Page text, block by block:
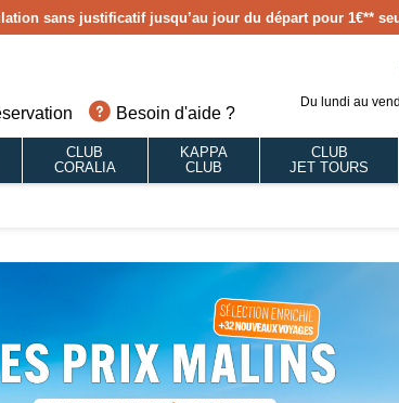
sans justificatif jusqu’au jour du départ pour 1€**
Besoin d'aide ?
Du lundi au
CLUB
CORALIA
KAPPA
CLUB
CLUB
JET TOURS